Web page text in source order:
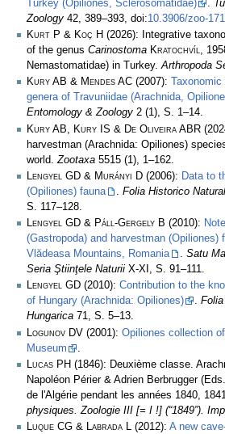
Turkey (Opiliones, Sclerosomatidae)
.
Zoology 42, 389–393, doi:10.3906/zoo-
Kurt P & Koç H (2026): Integrative
of the genus Carinostoma Kratochvíl,
Nemastomatidae) in Turkey.Arthropoda
Kury AB & Mendes AC (2007):
genera of Travuniidae (Arachnida,
Entomology & Zoology 2 (1), S. 1–14.
Kury AB, Kury IS & De Oliveira ABR
harvestman (Arachnida: Opiliones)
world. Zootaxa 5515 (1), 1–162.
Lengyel GD & Murányi D (2006): Data to
(Opiliones) fauna
. Folia Historico
S. 117–128.
Lengyel GD & Páll-Gergely B (2010):
(Gastropoda) and harvestman (Opiliones)
Vlădeasa Mountains, Romania
. Satu
Seria Ştiinţele Naturii X-XI, S. 91–111.
Lengyel GD (2010): Contribution to the
of Hungary (Arachnida: Opiliones)
.
Hungarica 71, S. 5–13.
Logunov DV (2001): Opiliones collection
Museum
Lucas PH (1846): Deuxième classe.
Napoléon Périer & Adrien Berbrugger
de l'Algérie pendant les années 1840,
physiques. Zoologie III [= I !] (“1849”).
Luque CG & Labrada L (2012): A new